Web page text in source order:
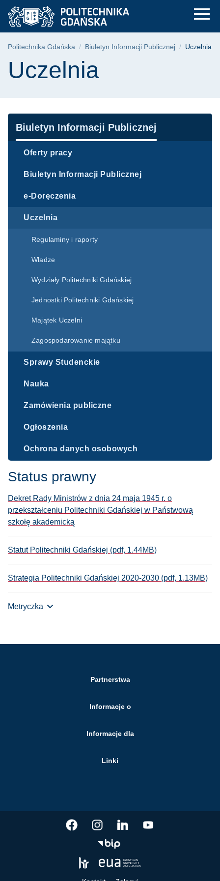
Przejdź
do
menu
Przejdź
do
wyszukiwarki
Przejdź
do
treści
Uczelnia |
Ścieżka nawigacyjna
Politechnika Gdańska Biuletyn Informacji Publicznej Uczelnia
Treść strony
Uczelnia
Nawigacja
Biuletyn Informacji Publicznej
Oferty pracy
Biuletyn Informacji Publicznej
e-Doręczenia
Uczelnia
Regulaminy i raporty
Władze
Wydziały Politechniki Gdańskiej
Jednostki Politechniki Gdańskiej
Majątek Uczelni
Zagospodarowanie majątku
Sprawy Studenckie
Nauka
Zamówienia publiczne
Ogłoszenia
Ochrona danych osobowych
Status prawny
Dekret Rady Ministrów z dnia 24 maja 1945 r. o
przekształceniu Politechniki Gdańskiej w Państwową
szkołę akademicką
Statut Politechniki Gdańskiej (pdf, 1.44MB)
Strategia Politechniki Gdańskiej 2020-2030 (pdf, 1.13MB)
Metryczka
Partnerstwa
Informacje o
Informacje dla
Linki